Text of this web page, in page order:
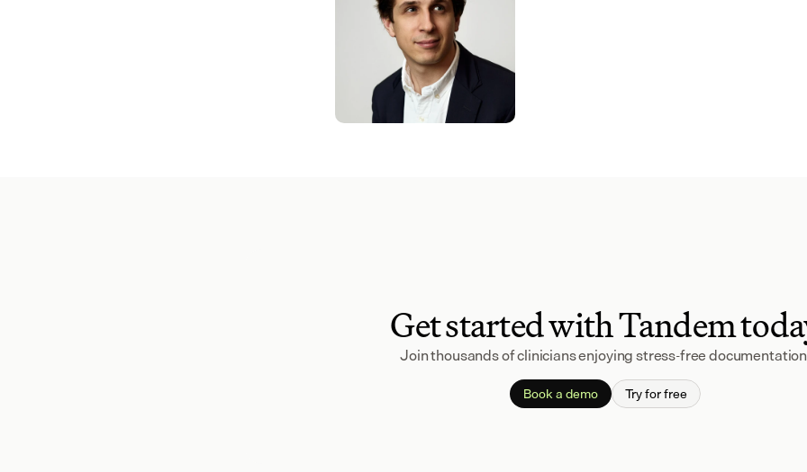
Get started with Tandem
Join thousands of clinicians enjoying stress-free
Book a demo Try for free